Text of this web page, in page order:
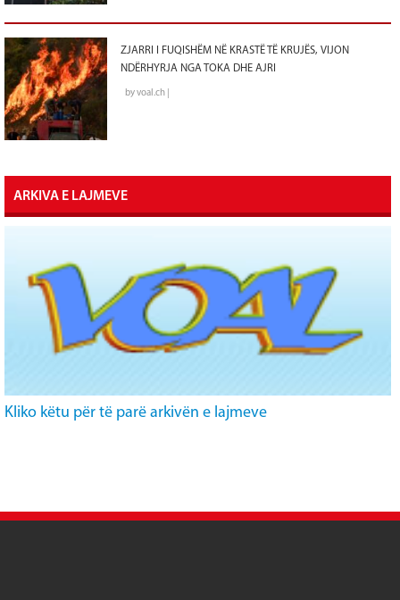
ZJARRI I FUQISHËM NË KRASTË TË KRUJËS, VIJON
NDËRHYRJA NGA TOKA DHE AJRI
by voal.ch |
ARKIVA E LAJMEVE
Kliko këtu për të parë arkivën e lajmeve